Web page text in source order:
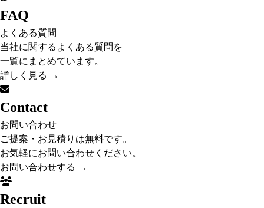
FAQ
よくある質問
当社に関するよくある質問を
一覧にまとめています。
詳しく見る →
Contact
お問い合わせ
ご提案・お見積りは無料です。
お気軽にお問い合わせください。
お問い合わせする →
Recruit